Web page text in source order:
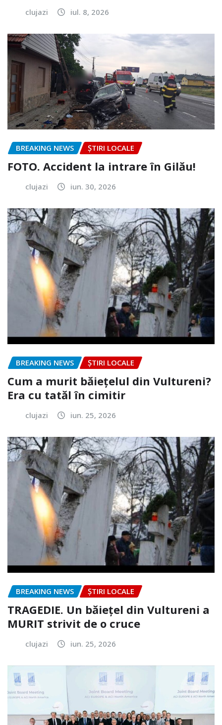
clujazi iul. 8, 2026
BREAKING NEWS ȘTIRI LOCALE
FOTO. Accident la intrare în Gilău!
clujazi iun. 30, 2026
BREAKING NEWS ȘTIRI LOCALE
Cum a murit băiețelul din Vultureni?
Era cu tatăl în cimitir
clujazi iun. 25, 2026
BREAKING NEWS ȘTIRI LOCALE
TRAGEDIE. Un băiețel din Vultureni a
MURIT strivit de o cruce
clujazi iun. 25, 2026